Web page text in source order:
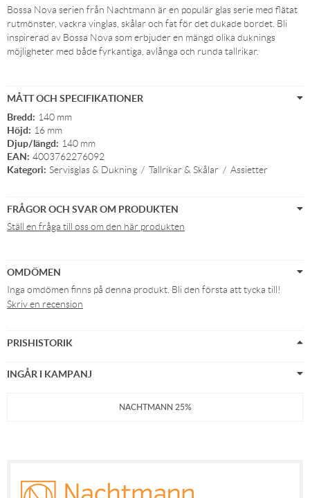
Bossa Nova serien från Nachtmann är en populär glas serie med flätat
rutmönster, vackra vinglas, skålar och fat för det dukade bordet. Bli
inspirerad av Bossa Nova som erbjuder en mängd olika duknings
möjligheter med både fyrkantiga, avlånga och runda tallrikar.
MÅTT OCH SPECIFIKATIONER
Bredd: 140 mm
Höjd: 16 mm
Djup/längd: 140 mm
EAN: 4003762276092
Kategori: Servisglas & Dukning / Tallrikar & Skålar / Assietter
FRÅGOR OCH SVAR OM PRODUKTEN
Ställ en fråga till oss om den här produkten
OMDÖMEN
Inga omdömen finns på denna produkt. Bli den första att tycka till!
Skriv en recension
PRISHISTORIK
INGÅR I KAMPANJ
NACHTMANN 25%